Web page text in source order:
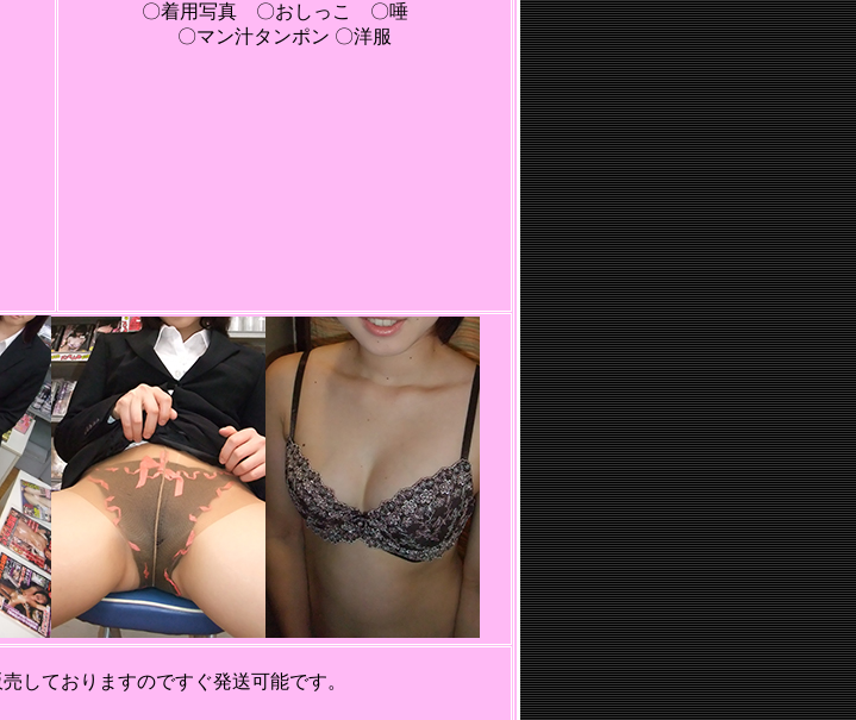
〇着用写真 〇おしっこ 〇唾
〇マン汁タンポン 〇洋服
しておりますのですぐ発送可能です。